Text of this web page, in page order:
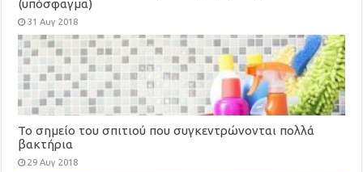
(υπόσφαγμα)
31 Αυγ 2018
Το σημείο του σπιτιού που συγκεντρώνονται πολλά
βακτήρια
29 Αυγ 2018